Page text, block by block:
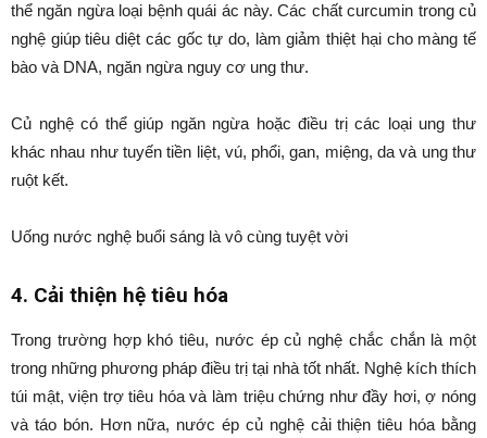
thể ngăn ngừa loại bệnh quái ác này. Các chất curcumin trong củ
nghệ giúp tiêu diệt các gốc tự do, làm giảm thiệt hại cho màng tế
bào và DNA, ngăn ngừa nguy cơ ung thư.
Củ nghệ có thể giúp ngăn ngừa hoặc điều trị các loại ung thư
khác nhau như tuyến tiền liệt, vú, phổi, gan, miệng, da và ung thư
ruột kết.
Uống nước nghệ buổi sáng là vô cùng tuyệt vời
4. Cải thiện hệ tiêu hóa
Trong trường hợp khó tiêu, nước ép củ nghệ chắc chắn là một
trong những phương pháp điều trị tại nhà tốt nhất. Nghệ kích thích
túi mật, viện trợ tiêu hóa và làm triệu chứng như đầy hơi, ợ nóng
và táo bón. Hơn nữa, nước ép củ nghệ cải thiện tiêu hóa bằng